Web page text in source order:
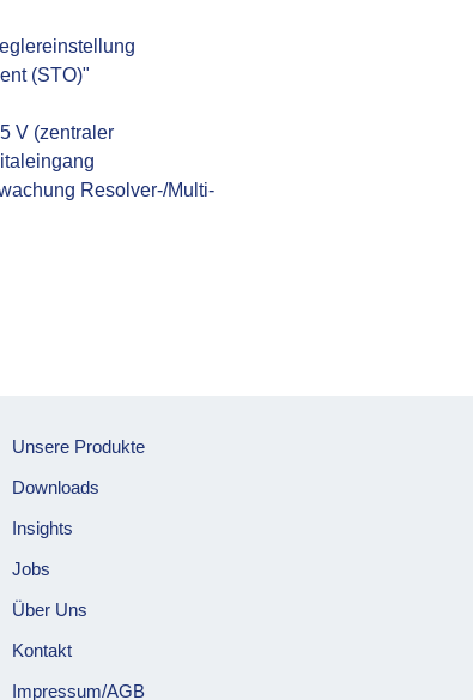
(STO)"
V (zentraler
Resolver-/Multi-
Unsere Produkte
Downloads
Insights
Jobs
Über Uns
Kontakt
Impressum/AGB